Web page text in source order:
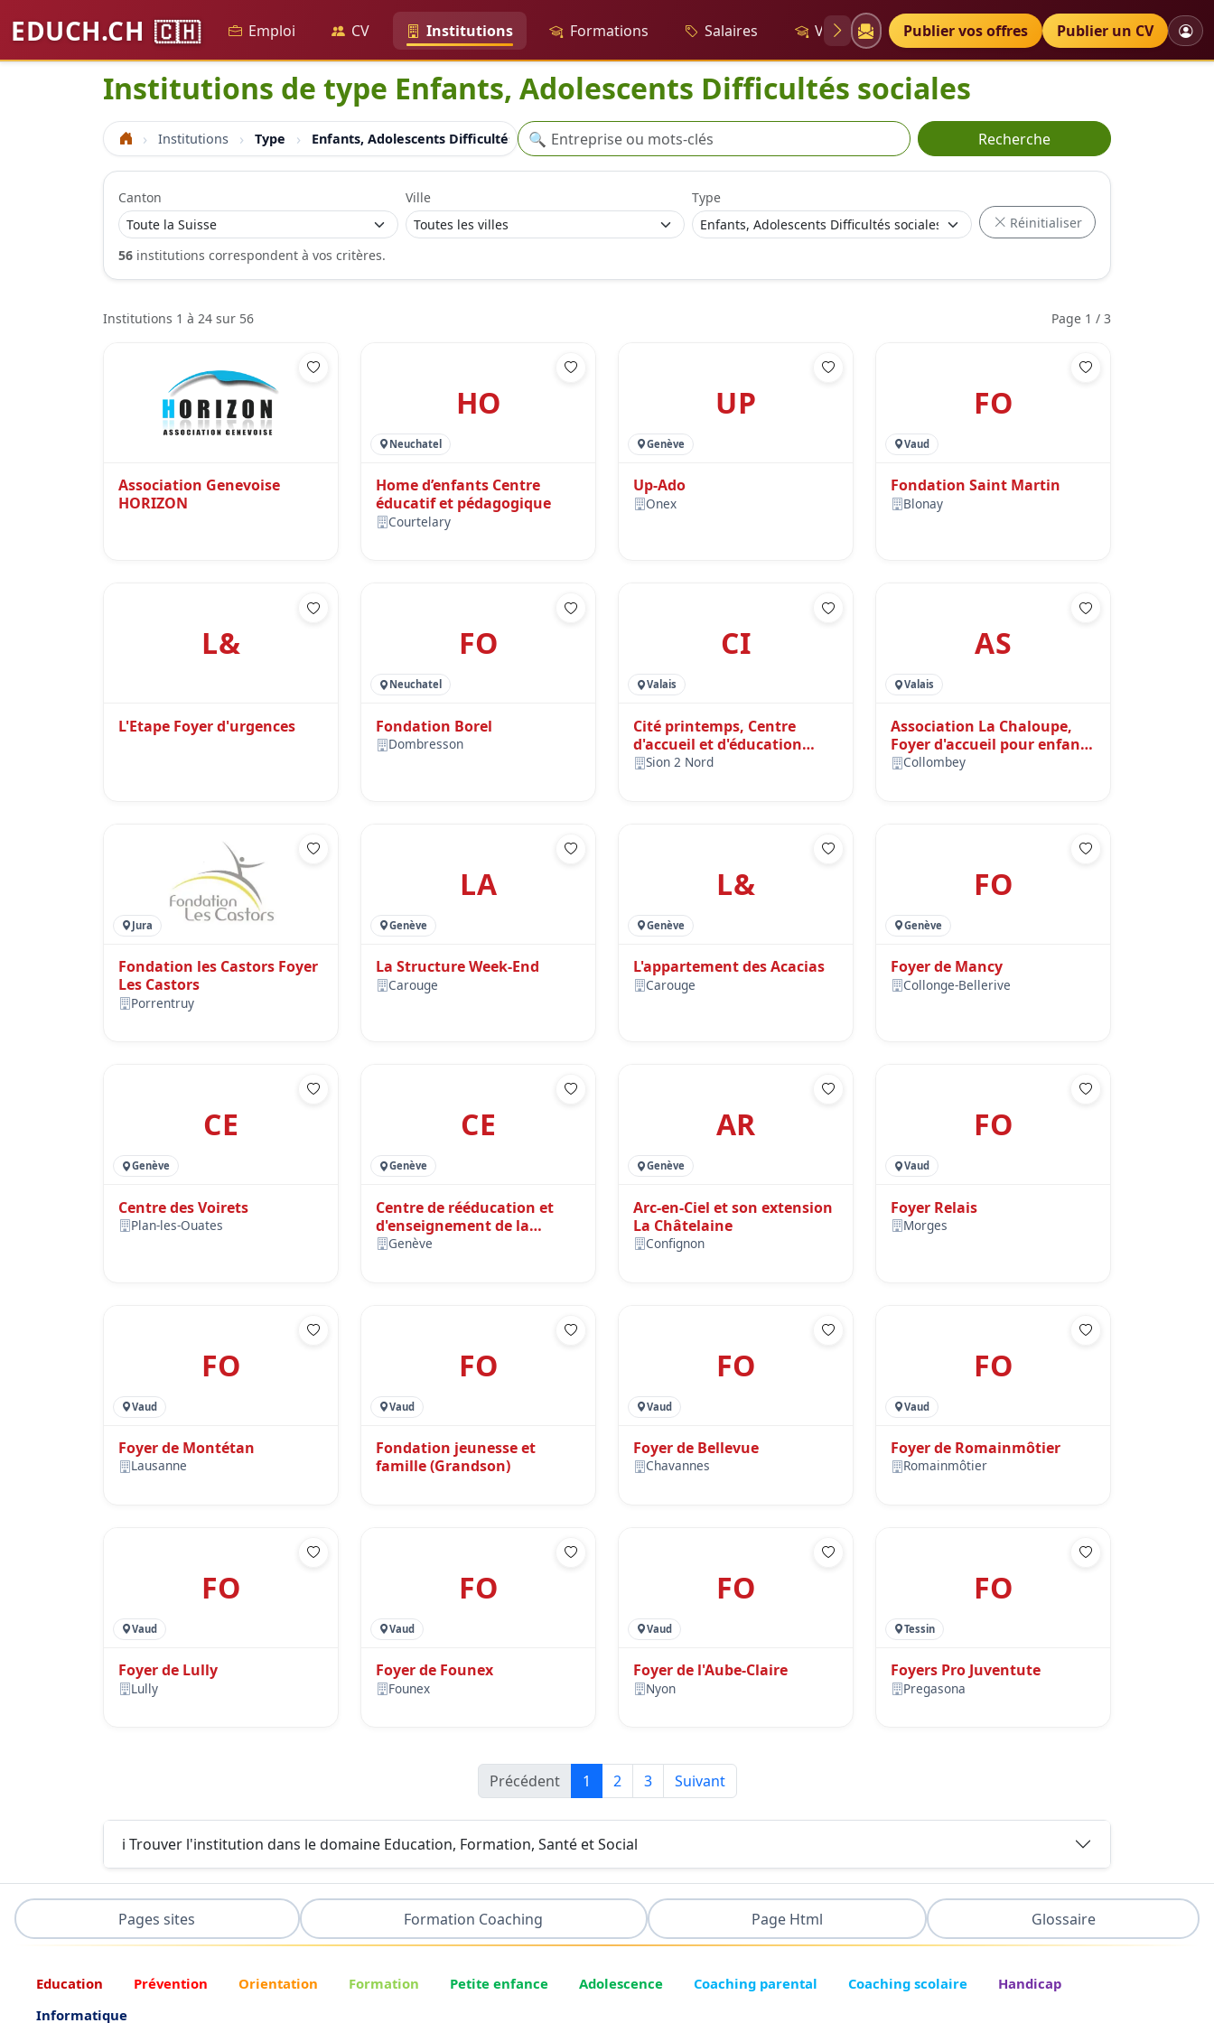
EDUCH.CH 🇨🇭 Emploi CV Institutions Formations Salaires VAE Diplômes Petites annonces
Publier vos offres Publier un CV
Institutions de type Enfants, Adolescents Difficultés sociales
Accueil Institutions Type Enfants, Adolescents Difficultés sociales
Recherche
🔍 Recherche
Canton Ville
Type
Réinitialiser
56 institutions correspondent à vos critères.
Institutions 1 à 24 sur 56 Page 1 / 3
Association Genevoise
HORIZON
HO
Neuchatel
Home d’enfants Centre
éducatif et pédagogique
Courtelary
UP
Genève
Up-Ado
Onex
FO
Vaud
Fondation Saint Martin
Blonay
L&
L'Etape Foyer d'urgences
FO
Neuchatel
Fondation Borel
Dombresson
CI
Valais
Cité printemps, Centre
d'accueil et d'éducation
spécialisée
Sion 2 Nord
AS
Valais
Association La Chaloupe,
Foyer d'accueil pour enfants
et adolescents en âge de
Collombey
Jura
Fondation les Castors Foyer
Les Castors
Porrentruy
LA
Genève
La Structure Week-End
Carouge
L&
Genève
L'appartement des Acacias
Carouge
FO
Genève
Foyer de Mancy
Collonge-Bellerive
CE
Genève
Centre des Voirets
Plan-les-Ouates
CE
Genève
Centre de rééducation et
d'enseignement de la
Roseraie (CRER)
Genève
AR
Genève
Arc-en-Ciel et son extension
La Châtelaine
Confignon
FO
Vaud
Foyer Relais
Morges
FO
Vaud
Foyer de Montétan
Lausanne
FO
Vaud
Fondation jeunesse et
famille (Grandson)
FO
Vaud
Foyer de Bellevue
Chavannes
FO
Vaud
Foyer de Romainmôtier
Romainmôtier
FO
Vaud
Foyer de Lully
Lully
FO
Vaud
Foyer de Founex
Founex
FO
Vaud
Foyer de l'Aube-Claire
Nyon
FO
Tessin
Foyers Pro Juventute
Pregasona
Précédent 1 2 3 Suivant
ℹ️ Trouver l'institution dans le domaine Education, Formation, Santé et Social
Pages sites Formation Coaching Page Html Glossaire
Education Prévention Orientation Formation Petite enfance Adolescence Coaching parental Coaching scolaire
Handicap
Informatique